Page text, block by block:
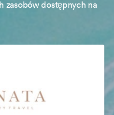
zasobów dostępnych na